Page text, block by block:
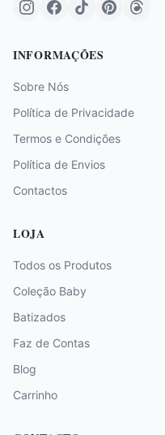
INFORMAÇÕES
Sobre Nós
Política de Privacidade
Termos e Condições
Política de Envios
Contactos
LOJA
Todos os Produtos
Coleção Baby
Batizados
Faz de Contas
Blog
Carrinho